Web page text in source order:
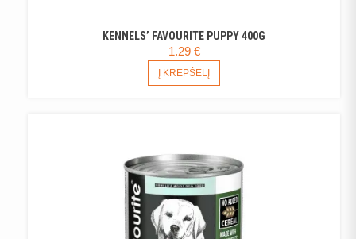
KENNELS’ FAVOURITE PUPPY 400G
1.29 €
Į KREPŠELĮ